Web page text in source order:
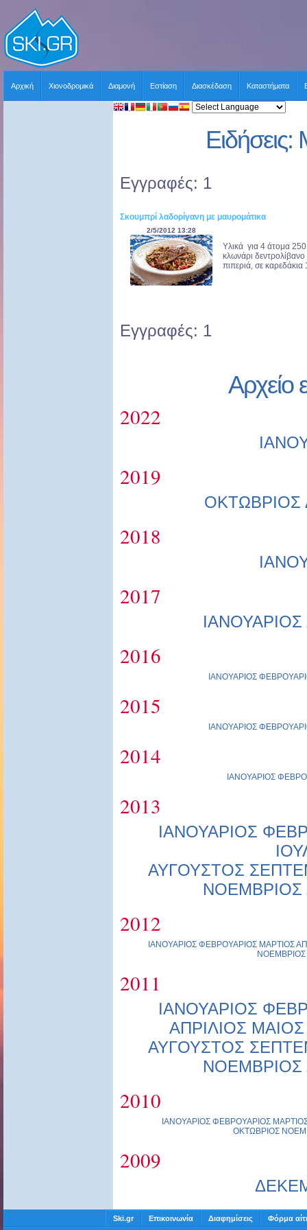
Αρχική Χιονοδρομικά Διαμονή Εστίαση Διασκέδαση Καταστήματα
Εγγραφές: 1
Σκουμπρί λαδορίγανη με μαυρομάτικα
2/5/2012 13:28
Υλικά για 4 άτομα
κλωνάρι
πιπεριά, σε
Εγγραφές: 1
Αρχείο
2022
2019
ΟΚΤΩΒΡΙΟΣ
2018
2017
ΙΑΝΟΥΑΡΙΟΣ
2016
ΙΑΝΟΥΑΡΙΟΣ
2015
ΙΑΝΟΥΑΡΙΟΣ
2014
ΙΑΝΟΥΑΡΙΟΣ
2013
ΙΑΝΟΥΑΡΙΟΣ
ΑΥΓΟΥΣΤΟΣ
ΝΟΕΜΒΡΙΟΣ
2012
ΙΑΝΟΥΑΡΙΟΣ ΦΕΒΡΟΥΑΡΙΟΣ ΜΑΡΤΙΟΣ
ΝΟΕΜΒΡΙΟΣ
2011
ΙΑΝΟΥΑΡΙΟΣ
ΑΠΡΙΛΙΟΣ ΜΑΙΟΣ
ΑΥΓΟΥΣΤΟΣ
ΝΟΕΜΒΡΙΟΣ
2010
ΙΑΝΟΥΑΡΙΟΣ ΦΕΒΡΟΥΑΡΙΟΣ
ΟΚΤΩΒΡΙΟΣ
2009
Ski.gr Επικοινωνία Διαφημίσεις Φόρμα